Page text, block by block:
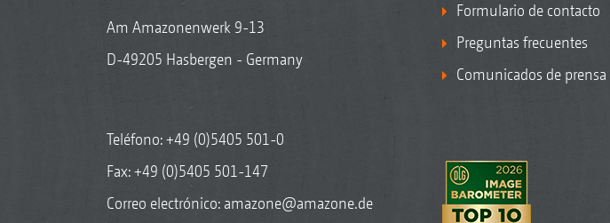
Am Amazonenwerk 9-13
D-49205 Hasbergen - Germany
Teléfono:+49 (0)5405 501-0
Fax: +49 (0)5405 501-147
Correo electrónico: amazone@amazone.de
Formulario de contacto
Preguntas frecuentes
Comunicados de prensa